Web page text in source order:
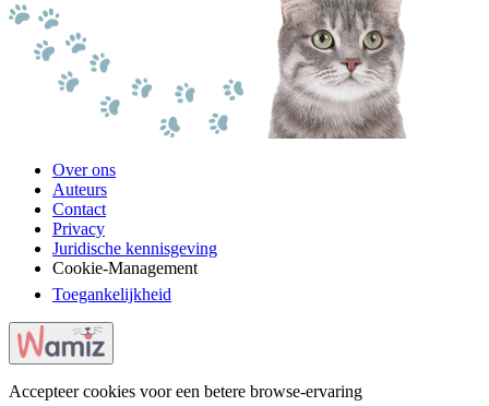
Over ons
Auteurs
Contact
Privacy
Juridische kennisgeving
Cookie-Management
Toegankelijkheid
Accepteer cookies voor een betere browse-ervaring